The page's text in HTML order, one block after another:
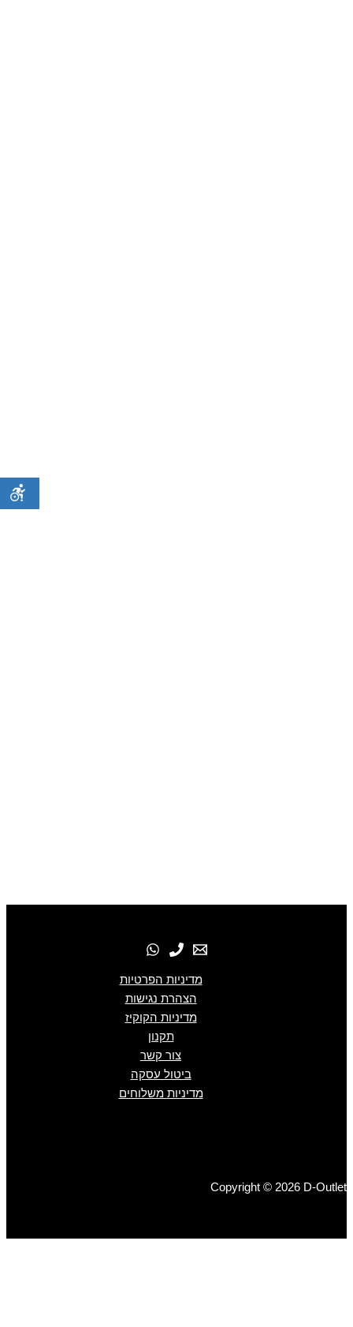
מדיניות הפרטיות
הצהרת נגישות
מדיניות הקוקיז
תקנון
צור קשר
ביטול עסקה
מדיניות משלוחים
Copyright © 2026 D-Outlet